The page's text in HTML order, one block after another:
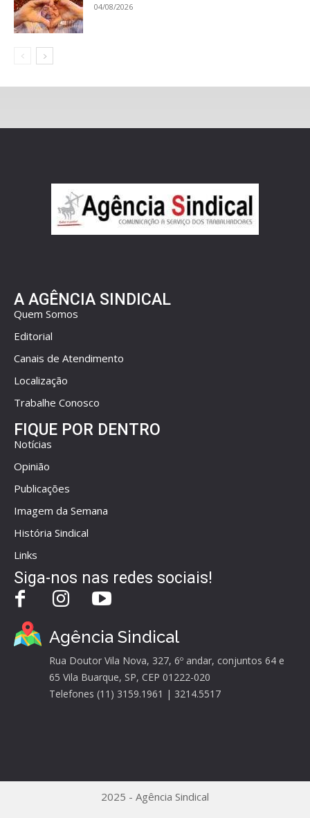
04/08/2026
A AGÊNCIA SINDICAL
Quem Somos
Editorial
Canais de Atendimento
Localização
Trabalhe Conosco
FIQUE POR DENTRO
Notícias
Opinião
Publicações
Imagem da Semana
História Sindical
Links
Siga-nos nas redes sociais!
Agência Sindical
Rua Doutor Vila Nova, 327, 6º andar, conjuntos 64 e
65 Vila Buarque, SP, CEP 01222-020
Telefones (11) 3159.1961 | 3214.5517
2025 - Agência Sindical